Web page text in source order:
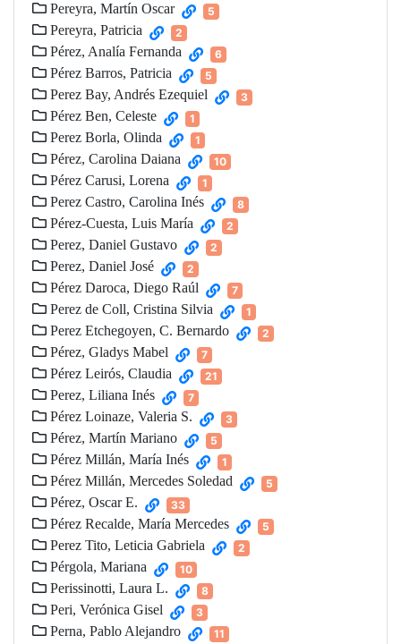
Pereyra, Martín Oscar 5
Pereyra, Patricia 2
Pérez, Analía Fernanda 6
Pérez Barros, Patricia 5
Perez Bay, Andrés Ezequiel 3
Pérez Ben, Celeste 1
Perez Borla, Olinda 1
Pérez, Carolina Daiana 10
Pérez Carusi, Lorena 1
Perez Castro, Carolina Inés 8
Pérez-Cuesta, Luis María 2
Perez, Daniel Gustavo 2
Perez, Daniel José 2
Pérez Daroca, Diego Raúl 7
Perez de Coll, Cristina Silvia 1
Perez Etchegoyen, C. Bernardo 2
Pérez, Gladys Mabel 7
Pérez Leirós, Claudia 21
Perez, Liliana Inés 7
Pérez Loinaze, Valeria S. 3
Pérez, Martín Mariano 5
Pérez Millán, María Inés 1
Pérez Millán, Mercedes Soledad 5
Pérez, Oscar E. 33
Pérez Recalde, María Mercedes 5
Perez Tito, Leticia Gabriela 2
Pérgola, Mariana 10
Perissinotti, Laura L. 8
Peri, Verónica Gisel 3
Perna, Pablo Alejandro 11